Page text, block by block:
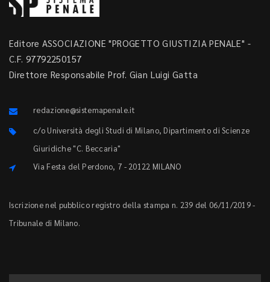
Editore ASSOCIAZIONE "PROGETTO GIUSTIZIA PENALE" -
C.F. 97792250157
Direttore Responsabile Prof. Gian Luigi Gatta
redazione@sistemapenale.it
c/o Università degli Studi di Milano, Dipartimento di Scienze
Giuridiche "C. Beccaria"
Via Festa del Perdono, 7 - 20122 MILANO
Iscrizione nel pubblico registro della stampa n. 239 del 06/11/2019 -
Tribunale di Milano.